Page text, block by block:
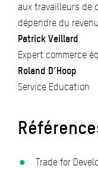
aux travailleurs de
dépendre du
Patrick Veillard
Expert commerce
Roland D’Hoop
Service Education
Trade for